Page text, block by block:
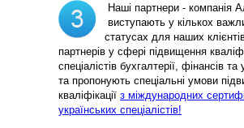
Наші партнери - компанія
виступають у кількох
статусах для наших
партнерів у сфері підвищення
спеціалістів бухгалтерії, фінансів та
та пропонують спеціальні умови
кваліфікації з міждународних
українських спеціалістів!